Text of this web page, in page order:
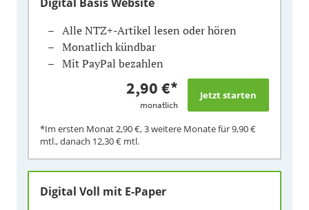
Alle NTZ+-Artikel lesen oder hören
Monatlich kündbar
Mit PayPal bezahlen
2,90 €*
monatlich
*Im ersten Monat2,90 €, 3 weitere Monate für9,90 €
mtl., danach 12,30 € mtl.
Digital Voll mit E-Paper